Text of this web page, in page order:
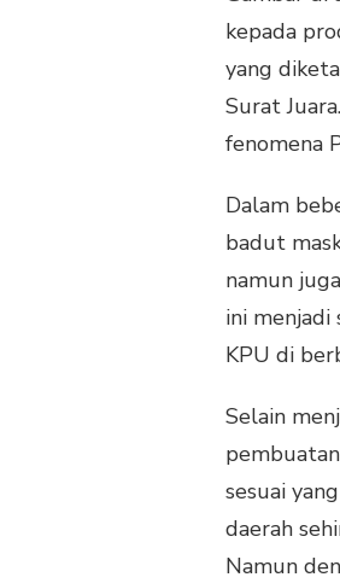
kepada
yang
Surat
fenomena
Dalam
badut
namun
ini menjadi
KPU di
Selain
sesuai
daerah
Namun